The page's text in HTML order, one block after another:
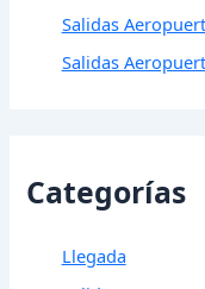
Salidas
Salidas
Categorías
Llegada